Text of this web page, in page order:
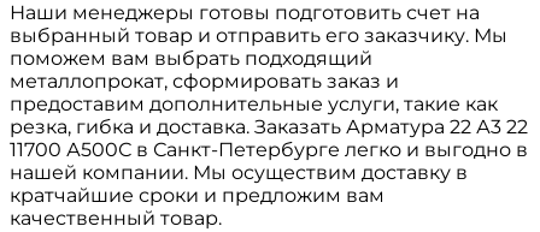
Наши менеджеры готовы подготовить счет на
выбранный товар и отправить его заказчику. Мы
поможем вам выбрать подходящий
металлопрокат, сформировать заказ и
предоставим дополнительные услуги, такие как
резка, гибка и доставка. Заказать Арматура 22 А3 22
11700 А500С в Санкт-Петербурге легко и выгодно в
нашей компании. Мы осуществим доставку в
кратчайшие сроки и предложим вам
качественный товар.